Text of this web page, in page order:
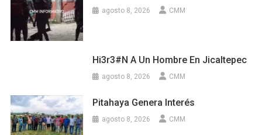
agosto 8, 2026 CMM
Hi3r3#n A Un Hombre En Jicaltepec
agosto 8, 2026 CMM
Pitahaya Genera Interés
agosto 8, 2026 CMM